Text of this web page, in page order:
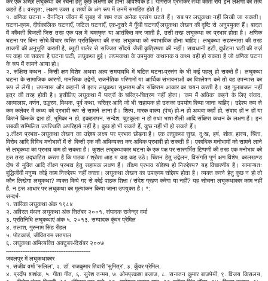
कर एक अच्छी लघुकथा की रचना हेतु कुछ लक्षणों का होना आवश्यक है। योगराज प्रभाकर तथा कांता रॉय इन लक्षणों को तत्व
कहते हैं। वस्तुत:, लक्षण उक्त ३ तत्वों के अंग रूप में उनमें समाहित होते हैं।
१. क्षणिक घटना - दैनन्दिन जीवन में सुबह से शाम तक अनेक प्रसंग घटते हैं। सब पर लघुकथा नहीं लिखी जा सकती।
घटना-क्रम, दीर्घकालिक घटनाएँ, जटिल घटनाएँ, एक-दूसरे में गुँथी घटनाएँ लघुकथा लेखन की दृष्टि से अनुपयुक्त हैं। बादल
में कौंधती बिजली जिस तरह एक पल में चमत्कृत या आतंकित कर जाती है, उसी तरह लघुकथा का प्रभाव होता है। क्षणिक
घटना पर बिना सोचे-विचार त्वरित प्रतिक्रिया की तरह लघुकथा को स्वाभाविक होना चाहिए। लघुकथा सद्यस्नाता की तरह
ताजगी की अनुभूति कराती है, ब्यूटी पार्लर से सज्जित सौंदर्य जैसी कृत्रिमता की नहीं। सावधानी हटी, दुर्घटना घटी की तर्ज़
पर कहा जा सकता है घटना घटी, लघुकथा हुई। लघ्यकथा के उपयुक्त कथानक व कथ्य वही हो सकता है जो क्षणिक घटना
के रूप में सामने आया हो।
२. संक्षिप्त कथन - किसी क्षण विशेष अथवा अल्प समयावधि में घटित घटना-प्रसंग के भी कई पहलू हो सकते हैं। लघुकथा
घटना के सामाजिक कारणों, मानसिक उद्वेगों, राजनैतिक परिणामों या आर्थिक संभावनाओं का विश्लेषण करे तो वह उपन्यास का
रूप ले लेगी। उपन्यास और कहानी से इतर लघुकथा सूक्ष्मतम और संक्षिप्तम आकार का चयन करती है। वह गुलाबजल नहीं
इत्र की तरह होती है। इसीलिए लघुकथा में पात्रों के चरित्र-चित्रण नहीं होता। 'कम में अधिक' कहने के लिए संवाद,
आत्मालाप, वर्णन, उद्धरण, मिथक, पूर्व कथा, चरित्र आदि जो भी सहायक हो उसका उपयोग किया जाना चाहिए। उद्देश्य कम से
कम कलेवर में कथ्य को प्रभावी रूप से सामने लाना है। शिल्प, मारक वाक्य (पंच) हो-न हो अथवा कहाँ हो, संवाद हों न हों या
कितने किसके द्वारा हों, भूमिका न हो, इकहरापन, सन्देश, चुटकुला न हो तथा भाषा-शैली आदि संक्षिप्त कथन के लक्षण हैं। इन
सबकी सम्मिलित उपस्थिति अपरिहार्य नहीं है। कुछ हो भी सकते हैं, कुछ नहीं भी हो सकते हैं।
३.तीक्ष्ण प्रभाव- लघुकथा लेखन का उद्देश्य लक्ष्य पर प्रभाव छोड़ना है। एक लघुकथा सुख, दुःख, हर्ष, शोक, हास्य, चिंता,
विरोध आदि विविध मनोभावों में से किसी एक की अभिव्यक्त कर अधिक प्रभावी हो सकती है। एकाधिक मनोभावों को सामने लाने
से लघुकथा का प्रभाव कम हो सकता है। कुशल लघुकथाकार घटना के एक पक्ष पर सारगर्भित टिप्पणी की तरह एक मनोभाव को
इस तरह उद्घाटित करता है कि पाठक / श्रोता आह य वाह कह उठे। चिंतन हेतु उद्वेलन, विसंगति पूर्ण क्षण विशेष, कालखण्ड
दोष से मुक्ति आदि तीक्ष्ण प्रभाव हेतु सहायक लक्षण हैं। तीक्ष्ण प्रभाव सोद्देश्य हो निरुद्देश्य? यह विचारणीय है। सामान्यत:
बुद्धिजीवी मनुष्य कोई काम निरुद्देश्य नहीं करता। लघुकथा लेखन का उपक्रम सोद्देश्य होता है। व्यक्त करने हेतु कुछ न हो तो
कौन लिखेगा लघुकथा? व्यक्त किये गए से कोई पाठक शिक्षा / संदेश ग्रहण करेगा या नहीं? यह सोचना लघुकथाकार काम नहीं
है, न इस आधार पर लघुकथा का मूल्यांकन किया जाना उपयुक्त है। *:
सन्दर्भ-
१. सारिका लघुकथा अंक १९८४
२. अविरल मंथन लघुकथा अंक सितंबर २००१, संपादक राजेन्द्र वर्मा
३. प्रतिनिधि लघुकथाएं अंक ५, २०१३, सम्पादक कुंवर प्रेमिल
४. तलाश, गुरुनाम सिंह रीहल
५. पोटकार्ड, जीवितराम सतपाल
६. लघुकथा अभिव्यक्ति अक्टूबर-दिसंबर २००७
-----------------------------------------------
जबलपुर में लघुकथाकार
१. संजीव वर्मा 'सलिल', २. डॉ. राजकुमार तिवारी 'सुमित्र', ३. कुँवर प्रेमिल,
४. प्रदीप शशांक, ५. गीता गीत, ६. सुरेश तन्मय, ७. ओमप्रकाश बजाज, ८. सनातन कुमार बाजपेयी, ९. विजय किसलय,